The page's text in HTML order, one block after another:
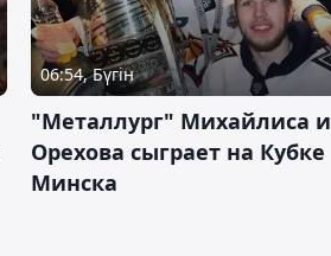
06:54, Бүгін
"Металлург" Михайлиса и
Орехова сыграет на Кубке
Минска